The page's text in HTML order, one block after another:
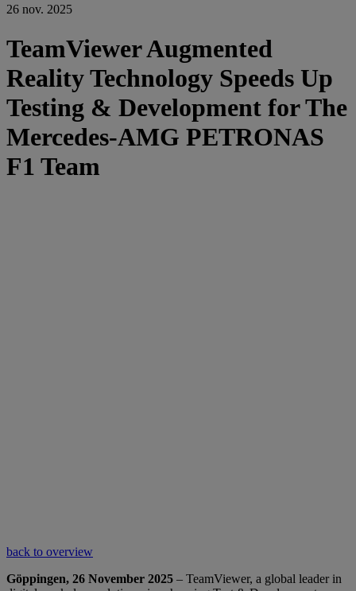
26 nov. 2025
TeamViewer Augmented
Reality Technology Speeds Up
Testing & Development for The
Mercedes-AMG PETRONAS
F1 Team
back to overview
Göppingen, 26 November 2025 – TeamViewer, a global leader in